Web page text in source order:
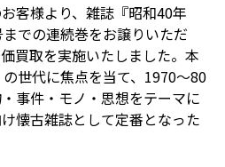
客様より、雑誌『昭和40年
での連続巻をお譲りいただ
買取を実施いたしました。本
世代に焦点を当て、1970〜80
事件・モノ・思想をテーマに
懐古雑誌として定番となった